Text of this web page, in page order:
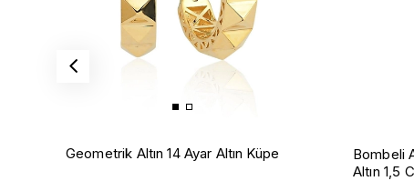
Geometrik Altın 14 Ayar Altın Küpe
Bombeli
Altın 1,5